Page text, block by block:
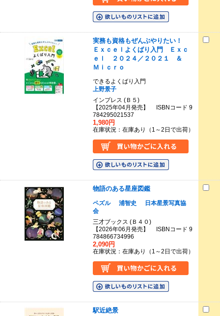
実務も資格もぜんぶやりたい！
Ｅｘｃｅｌよくばり入門 Ｅｘｃ
ｅｌ ２０２４／２０２１ ＆
Ｍｉｃｒｏ
できるよくばり入門
上野景子
インプレス (Ｂ５)
【2025年04月発売】 ISBNコード 9
784295021537
1,980円
在庫状況：在庫あり（1～2日で出荷）
物語のある星座図鑑
ペズル 浦智史
日本星景写真協
会
三才ブックス (Ｂ４０)
【2026年06月発売】 ISBNコード 9
784866734996
2,090円
在庫状況：在庫あり（1～2日で出荷）
駅近絶景